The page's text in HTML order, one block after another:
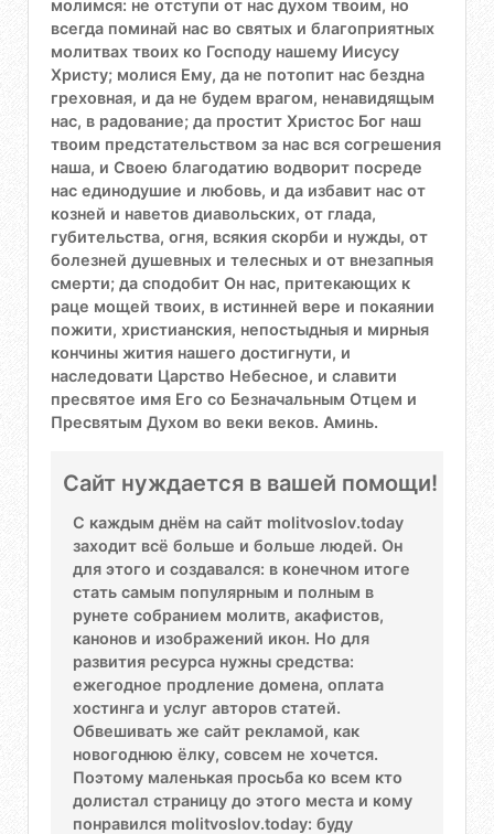
молимся: не отступи от нас духом твоим, но
всегда поминай нас во святых и благоприятных
молитвах твоих ко Господу нашему Иисусу
Христу; молися Ему, да не потопит нас бездна
греховная, и да не будем врагом, ненавидящым
нас, в радование; да простит Христос Бог наш
твоим предстательством за нас вся согрешения
наша, и Своею благодатию водворит посреде
нас единодушие и любовь, и да избавит нас от
козней и наветов диавольских, от глада,
губительства, огня, всякия скорби и нужды, от
болезней душевных и телесных и от внезапныя
смерти; да сподобит Он нас, притекающих к
раце мощей твоих, в истинней вере и покаянии
пожити, христианския, непостыдныя и мирныя
кончины жития нашего достигнути, и
наследовати Царство Небесное, и славити
пресвятое имя Его со Безначальным Отцем и
Пресвятым Духом во веки веков. Аминь.
Сайт нуждается в вашей помощи!
С каждым днём на сайт molitvoslov.today
заходит всё больше и больше людей. Он
для этого и создавался: в конечном итоге
стать самым популярным и полным в
рунете собранием молитв, акафистов,
канонов и изображений икон. Но для
развития ресурса нужны средства:
ежегодное продление домена, оплата
хостинга и услуг авторов статей.
Обвешивать же сайт рекламой, как
новогоднюю ёлку, совсем не хочется.
Поэтому маленькая просьба ко всем кто
долистал страницу до этого места и кому
понравился molitvoslov.today: буду